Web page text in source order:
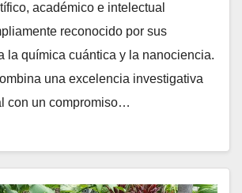
académico e intelectual
reconocido por sus
la química cuántica y la nanociencia.
una excelencia investigativa
con un compromiso…